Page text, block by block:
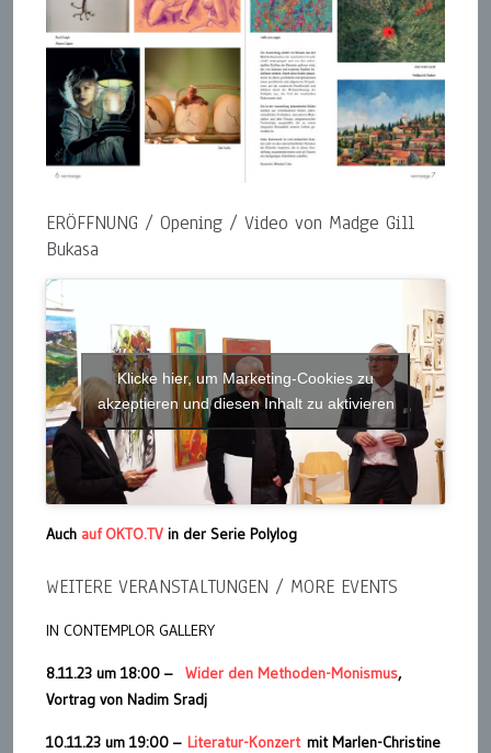
ERÖFFNUNG / Opening / Video von Madge Gill
Bukasa
Klicke hier, um Marketing-Cookies zu
akzeptieren und diesen Inhalt zu aktivieren
Auch auf OKTO.TV in der Serie Polylog
WEITERE VERANSTALTUNGEN / MORE EVENTS
IN CONTEMPLOR GALLERY
8.11.23 um 18:00 – Wider den Methoden-Monismus,
Vortrag von Nadim Sradj
10.11.23 um 19:00 – Literatur-Konzertmit Marlen-Christine